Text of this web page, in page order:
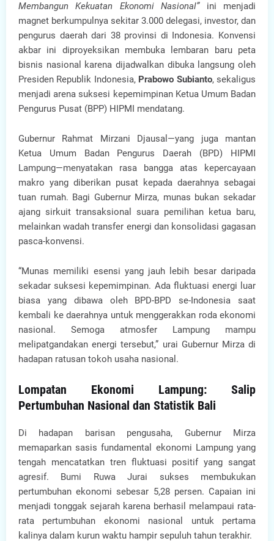
Membangun Kekuatan Ekonomi Nasional”ini menjadi
magnet berkumpulnya sekitar 3.000 delegasi, investor, dan
pengurus daerah dari 38 provinsi di Indonesia. Konvensi
akbar ini diproyeksikan membuka lembaran baru peta
bisnis nasional karena dijadwalkan dibuka langsung oleh
Presiden Republik Indonesia, Prabowo Subianto, sekaligus
menjadi arena suksesi kepemimpinan Ketua Umum Badan
Pengurus Pusat (BPP) HIPMI mendatang.
Gubernur Rahmat Mirzani Djausal—yang juga mantan
Ketua Umum Badan Pengurus Daerah (BPD) HIPMI
Lampung—menyatakan rasa bangga atas kepercayaan
makro yang diberikan pusat kepada daerahnya sebagai
tuan rumah. Bagi Gubernur Mirza, munas bukan sekadar
ajang sirkuit transaksional suara pemilihan ketua baru,
melainkan wadah transfer energi dan konsolidasi gagasan
pasca-konvensi.
“Munas memiliki esensi yang jauh lebih besar daripada
sekadar suksesi kepemimpinan. Ada fluktuasi energi luar
biasa yang dibawa oleh BPD-BPD se-Indonesia saat
kembali ke daerahnya untuk menggerakkan roda ekonomi
nasional. Semoga atmosfer Lampung mampu
melipatgandakan energi tersebut,” urai Gubernur Mirza di
hadapan ratusan tokoh usaha nasional.
Lompatan Ekonomi Lampung: Salip
Pertumbuhan Nasional dan Statistik Bali
Di hadapan barisan pengusaha, Gubernur Mirza
memaparkan sasis fundamental ekonomi Lampung yang
tengah mencatatkan tren fluktuasi positif yang sangat
agresif. Bumi Ruwa Jurai sukses membukukan
pertumbuhan ekonomi sebesar 5,28 persen. Capaian ini
menjadi tonggak sejarah karena berhasil melampaui rata-
rata pertumbuhan ekonomi nasional untuk pertama
kalinya dalam kurun waktu hampir sepuluh tahun terakhir.